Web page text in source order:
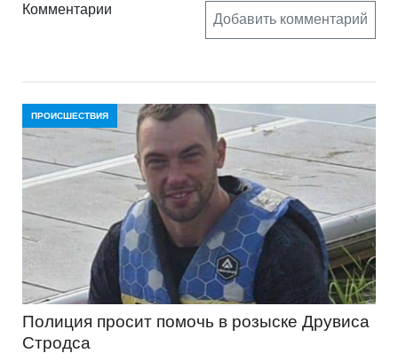
Комментарии
Добавить комментарий
ПРОИСШЕСТВИЯ
Полиция просит помочь в розыске Друвиса
Стродса